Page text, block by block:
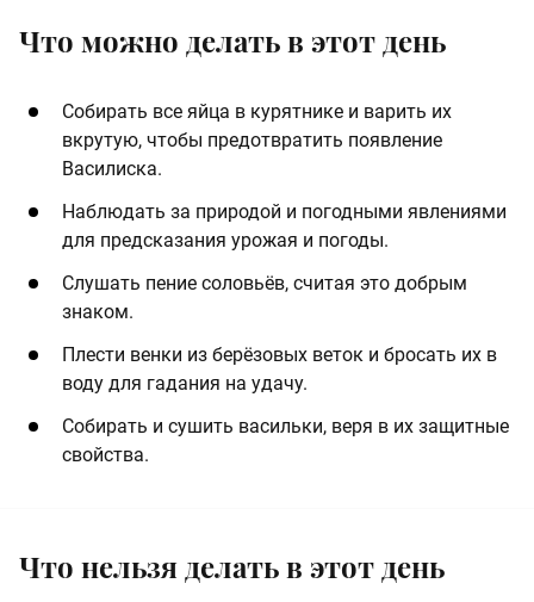
Что можно делать в этот день
Собирать все яйца в курятнике и варить их
вкрутую, чтобы предотвратить появление
Василиска.
Наблюдать за природой и погодными явлениями
для предсказания урожая и погоды.
Слушать пение соловьёв, считая это добрым
знаком.
Плести венки из берёзовых веток и бросать их в
воду для гадания на удачу.
Собирать и сушить васильки, веря в их защитные
свойства.
Что нельзя делать в этот день